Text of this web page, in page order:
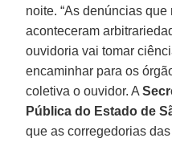
noite. “As denúncias
aconteceram
ouvidoria vai tomar
encaminhar para os
coletiva o ouvidor. A
Pública do Estado de
que as corregedorias